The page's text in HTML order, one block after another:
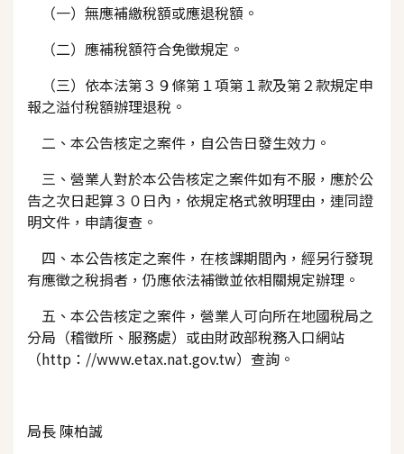
（一）無應補繳稅額或應退稅額。
（二）應補稅額符合免徵規定。
（三）依本法第３９條第１項第１款及第２款規定申
報之溢付稅額辦理退稅。
二、本公告核定之案件，自公告日發生效力。
三、營業人對於本公告核定之案件如有不服，應於公
告之次日起算３０日內，依規定格式敘明理由，連同證
明文件，申請復查。
四、本公告核定之案件，在核課期間內，經另行發現
有應徵之稅捐者，仍應依法補徵並依相關規定辦理。
五、本公告核定之案件，營業人可向所在地國稅局之
分局（稽徵所、服務處）或由財政部稅務入口網站
（http：//www.etax.nat.gov.tw）查詢。
局長 陳柏誠